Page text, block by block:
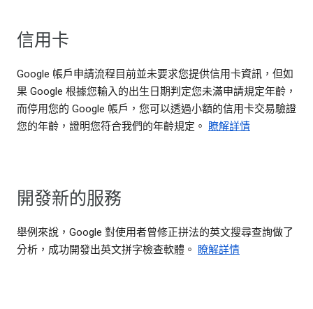
信用卡
Google 帳戶申請流程目前並未要求您提供信用卡資訊，但如
果 Google 根據您輸入的出生日期判定您未滿申請規定年齡，
而停用您的 Google 帳戶，您可以透過小額的信用卡交易驗證
您的年齡，證明您符合我們的年齡規定。
瞭解詳情
開發新的服務
舉例來說，Google 對使用者曾修正拼法的英文搜尋查詢做了
分析，成功開發出英文拼字檢查軟體。
瞭解詳情